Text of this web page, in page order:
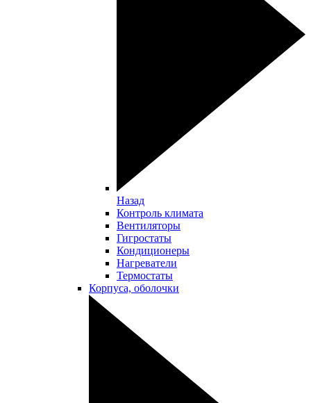
Назад
Контроль климата
Вентиляторы
Гигростаты
Кондиционеры
Нагреватели
Термостаты
Корпуса, оболочки